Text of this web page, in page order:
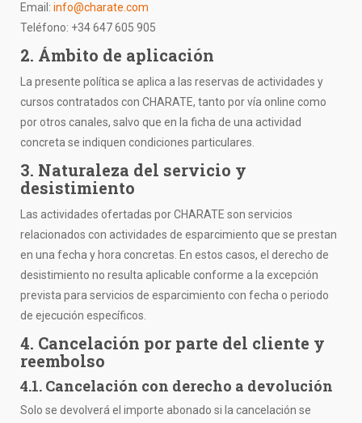
Email: info@charate.com
Teléfono: +34 647 605 905
2. Ámbito de aplicación
La presente política se aplica a las reservas de actividades y
cursos contratados con CHARATE, tanto por vía online como
por otros canales, salvo que en la ficha de una actividad
concreta se indiquen condiciones particulares.
3. Naturaleza del servicio y
desistimiento
Las actividades ofertadas por CHARATE son servicios
relacionados con actividades de esparcimiento que se prestan
en una fecha y hora concretas. En estos casos, el derecho de
desistimiento no resulta aplicable conforme a la excepción
prevista para servicios de esparcimiento con fecha o periodo
de ejecución específicos.
4. Cancelación por parte del cliente y
reembolso
4.1. Cancelación con derecho a devolución
Solo se devolverá el importe abonado si la cancelación se